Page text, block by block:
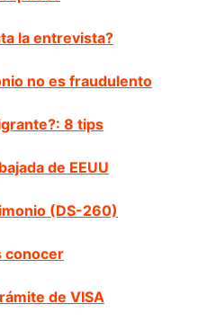
la entrevista?
no es fraudulento
8 tips
de EEUU
(DS-260)
conocer
de VISA